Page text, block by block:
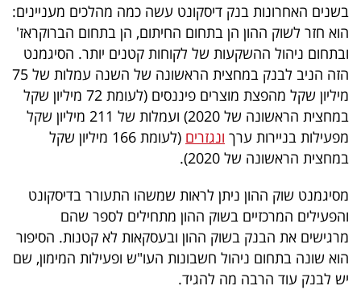
אחרינו:
בשנים האחרונות בנק דיסקונט עשה כמה מהלכים מעניינים:
הוא חזר לשוק ההון הן בתחום החיתום, הן בתחום הברוקראז'
ובתחום ניהול ההשקעות של לקוחות קטנים יותר. הסיגמנט
הזה הניב לבנק במחצית הראשונה של השנה עמלות של 75
מיליון שקל מהפצת מוצרים פיננסים (לעומת 72 מיליון שקל
במחצית הראשונה של 2020) ועמלות של 211 מיליון שקל
מפעילות בניירות ערך ונגזרים
(לעומת 166 מיליון שקל
במחצית הראשונה של 2020).
מסיגמנט שוק ההון ניתן לראות שמשהו התעורר בדיסקונט
והפעילים המרכזיים בשוק ההון מתחילים לספר שהם
מרגישים את הבנק בשוק ההון ובעסקאות לא קטנות. הסיפור
הוא שונה בתחום ניהול חשבונות העו"ש ופעילות המימון, שם
יש לבנק עוד הרבה מה להגיד.